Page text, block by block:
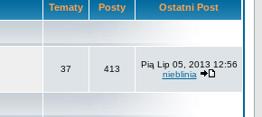
Tematy Posty Ostatni Post
37 413
Pią Lip 05, 2013 12:56
nieblinia